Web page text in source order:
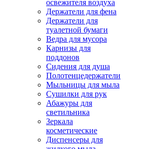
освежителя воздуха
Держатели для фена
Держатели для
туалетной бумаги
Ведра для мусора
Карнизы для
поддонов
Сидения для душа
Полотенцедержатели
Мыльницы для мыла
Сушилки для рук
Абажуры для
светильника
Зеркала
косметические
Диспенсеры для